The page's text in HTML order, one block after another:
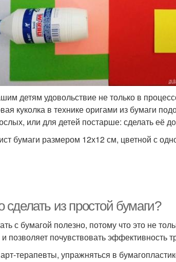
детям удовольствие не только в
куколка в технике оригами из бумаги
или для детей постарше: сделать её
бумаги размером 12х12 см, цветной с
сделать из простой бумаги?
с бумагой полезно, потому что это не
позволяет почувствовать эффективность
терапевты, упражняться в